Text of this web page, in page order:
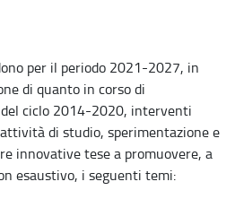
per il periodo 2021-2027, in
di quanto in corso di
del ciclo 2014-2020, interventi
di studio, sperimentazione e
innovative tese a promuovere, a
esaustivo, i seguenti temi: